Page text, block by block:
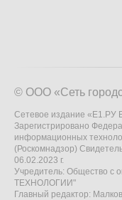
© ООО «Сеть
Сетевое издание «Е1.РУ
Зарегистрировано
информационных
(Роскомнадзор)
06.02.2023 г.
Учредитель: Общество с
ТЕХНОЛОГИИ"
Главный редактор: